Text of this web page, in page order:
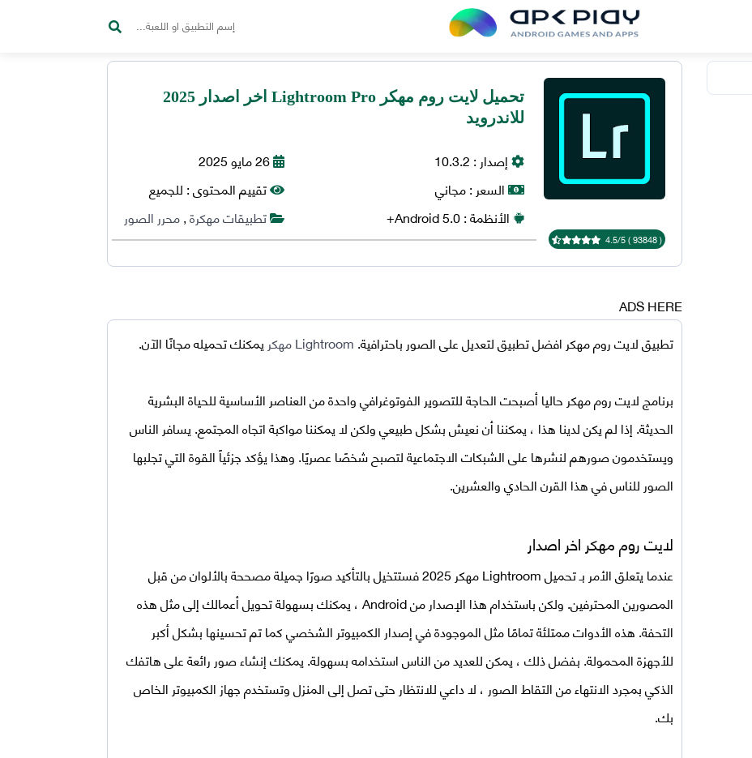
تحميل لايت روم مهكر Lightroom Pro اخر اصدار 2025
للاندرويد
إصدار :10.3.2
السعر :مجاني
الأنظمة :
Android5.0+
26 مايو 2025
تقييم المحتوى :للجميع
تطبيقات مهكرة,محرر الصور
(
93848
)
4.5/5
ADS HERE
تطبيق لايت روم مهكرافضل تطبيق لتعديل على الصور باحترافية.Lightroom مهكر
يمكنك تحميله مجانًا الآن.
برنامجلايت روم مهكرحاليا أصبحت الحاجة للتصوير الفوتوغرافي واحدة من العناصر الأساسية للحياة البشرية
الحديثة. إذا لم يكن لدينا هذا ، يمكننا أن نعيش بشكل طبيعي ولكن لا يمكننا مواكبة اتجاه المجتمع. يسافر الناس
ويستخدمون صورهم لنشرها على الشبكات الاجتماعية لتصبح شخصًا عصريًا. وهذا يؤكد جزئياً القوة التي تجلبها
الصور للناس في هذا القرن الحادي والعشرين.
لايت روم مهكر اخر اصدار
عندما يتعلق الأمر بـتحميلLightroom مهكر 2025
فستتخيل بالتأكيد صورًا جميلة مصححة بالألوان من قبل
المصورين المحترفين. ولكن باستخدام هذا الإصدار من Android ، يمكنك بسهولة تحويل أعمالك إلى مثل هذه
التحفة. هذه الأدوات ممتلئة تمامًا مثل الموجودة في إصدار الكمبيوتر الشخصي كما تم تحسينها بشكل أكبر
للأجهزة المحمولة. بفضل ذلك ، يمكن للعديد من الناس استخدامه بسهولة. يمكنك إنشاء صور رائعة على هاتفك
الذكي بمجرد الانتهاء من التقاط الصور ، لا داعي للانتظار حتى تصل إلى المنزل وتستخدم جهاز الكمبيوتر الخاص
بك.